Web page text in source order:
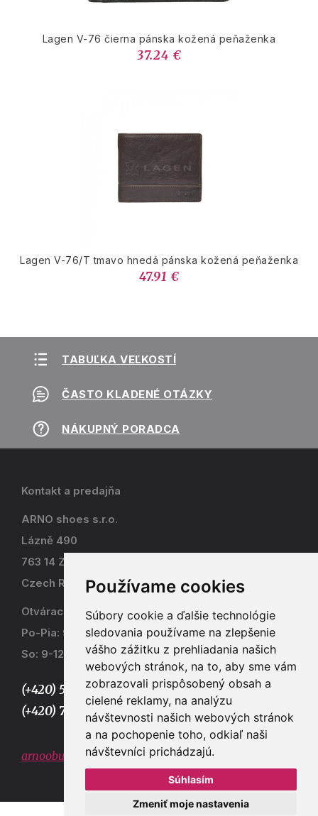
Používame cookies
Súbory cookie a ďalšie technológie
sledovania používame na zlepšenie
vášho zážitku z prehliadania našich
webových stránok, na to, aby sme vám
zobrazovali prispôsobený obsah a
cielené reklamy, na analýzu
návštevnosti našich webových stránok
a na pochopenie toho, odkiaľ naši
návštevníci prichádzajú.
Súhlasím
Zmeniť moje nastavenia
Lagen V-76 čierna pánska kožená peňaženka
37.24 €
Lagen V-76/T tmavo hnedá pánska kožená peňaženka
47.91 €
TABUĽKA VEĽKOSTÍ
ČASTO KLADENÉ OTÁZKY
NÁKUPNÝ PORADCA
Kontakt a predajňa
ARNO shoes s.r.o.
Lázně 490
763 14 Zlín - Kostelec
Czech Republic
Otváracia doba
Po-Pia: 9-17
So: 9-12
(+420) 577 915 036,
(+420) 773 667 390
arnoobuv@gmail.com